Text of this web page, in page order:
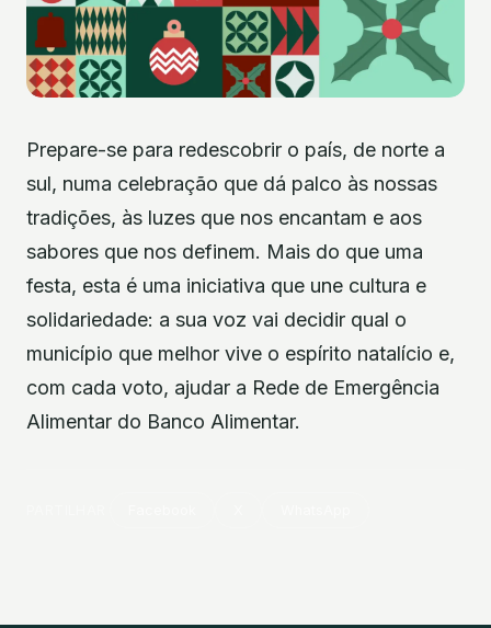
Prepare-se para redescobrir o país, de norte a
sul, numa celebração que dá palco às nossas
tradições, às luzes que nos encantam e aos
sabores que nos definem. Mais do que uma
festa, esta é uma iniciativa que une cultura e
solidariedade: a sua voz vai decidir qual o
município que melhor vive o espírito natalício e,
com cada voto, ajudar a Rede de Emergência
Alimentar do Banco Alimentar.